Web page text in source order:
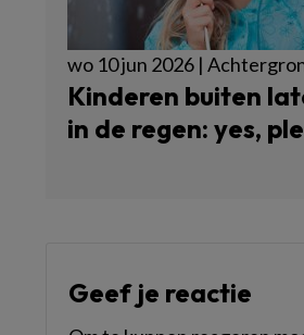
wo 10 jun 2026 |
Kinderen buiten
in de regen: yes,
Geef je reactie